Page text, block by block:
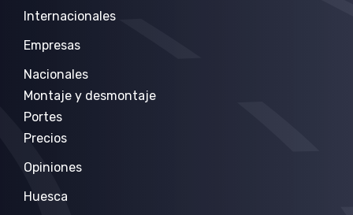
Internacionales
Empresas
Nacionales
Montaje y desmontaje
Portes
Precios
Opiniones
Huesca